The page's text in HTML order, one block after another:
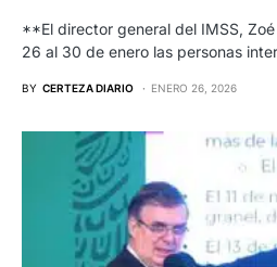
**El director general del IMSS,
26 al 30 de enero las personas
BY CERTEZA DIARIO ENERO 26, 2026